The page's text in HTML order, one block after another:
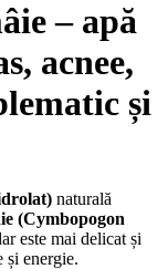
– apă
, acnee,
și
naturală
(Cymbopogon
este mai delicat și
și energie.